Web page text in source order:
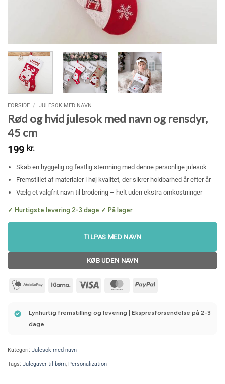
FORSIDE / JULESOK MED NAVN
Rød og hvid julesok med navn og rensdyr,
45 cm
199 kr.
Skab en hyggelig og festlig stemning med denne personlige julesok
Fremstillet af materialer i høj kvalitet, der sikrer holdbarhed år efter år
Vælg et valgfrit navn til brodering – helt uden ekstra omkostninger
✓ Hurtigste levering 2-3 dage ✓ På lager
TILPAS MED NAVN
KØB UDEN NAVN
mobilepay2Klarna Visa MasterCardPayPal
Lynhurtig fremstilling og levering | Ekspresforsendelse på 2-3
dage
Kategori: Julesok med navn
Tags: Julegaver til børn, Personalization